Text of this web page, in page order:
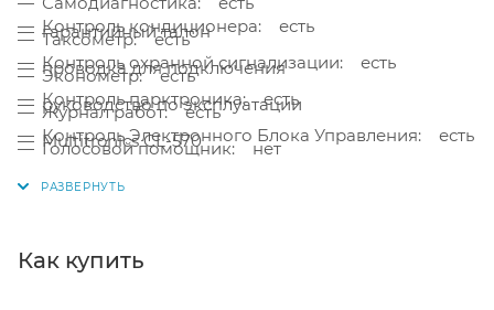
Таксометр: есть
Эконометр: есть
Журнал работ: есть
Голосовой помощник: нет
Демонстрационный режим: есть
Контроль кондиционера: есть
Контроль охранной сигнализации: есть
Контроль парктроника: есть
Контроль Электронного Блока Управления: есть
гарантийный талон
проводка для подключения
руководство по эксплуатации
Multitronics CL-570
Как купить